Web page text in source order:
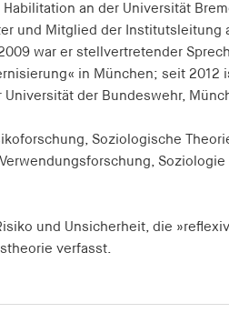
an der Universität
und Mitglied der Institutsleitung
war er stellvertretender
in München; seit 2012
der Bundeswehr,
Soziologische
Soziologie
und Unsicherheit, die
verfasst.